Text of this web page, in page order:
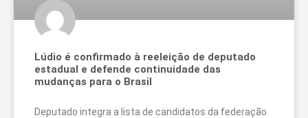
Lúdio é confirmado à reeleição de deputado
estadual e defende continuidade das
mudanças para o Brasil
Deputado integra a lista de candidatos da federação